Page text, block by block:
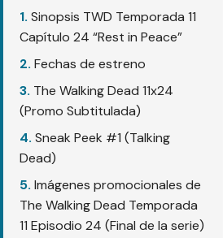
Sinopsis TWD Temporada 11
Capítulo 24 “Rest in Peace”
Fechas de estreno
The Walking Dead 11x24
(Promo Subtitulada)
Sneak Peek #1 (Talking
Dead)
Imágenes promocionales de
The Walking Dead Temporada
11 Episodio 24 (Final de la serie)